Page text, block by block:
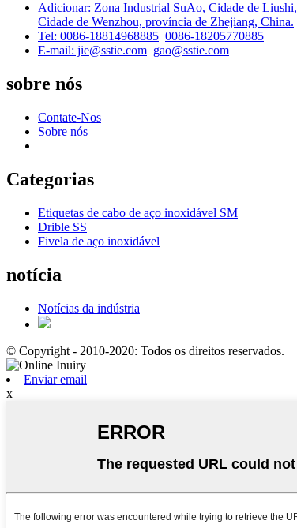
Adicionar: Zona Industrial SuAo, Cidade de Liushi,
Cidade de Wenzhou, província de Zhejiang, China.
Tel: 0086-18814968885 0086-18205770885
E-mail: jie@sstie.com gao@sstie.com
sobre nós
Contate-Nos
Sobre nós
Categorias
Etiquetas de cabo de aço inoxidável SM
Drible SS
Fivela de aço inoxidável
notícia
Notícias da indústria
© Copyright - 2010-2020: Todos os direitos reservados.
Enviar email
x